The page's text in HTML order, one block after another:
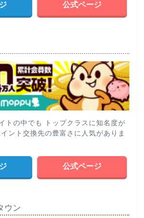
公式ページ
トの中でも トップクラスに知名度が
ント交換先の豊富さに人気がありま
公式ページ
ウン